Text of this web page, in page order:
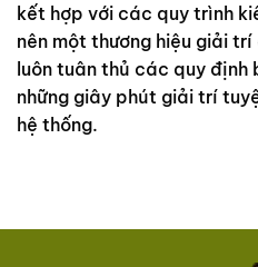
kết hợp với các quy trình
nên một thương hiệu giải
luôn tuân thủ các quy định
những giây phút giải trí
hệ thống.